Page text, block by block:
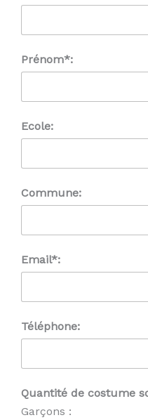
Prénom*:
Ecole:
Commune:
Email*:
Téléphone:
Quantité de costume
Garçons :